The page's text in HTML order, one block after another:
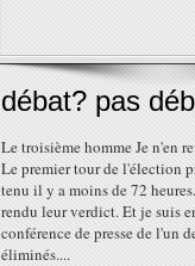
débat? pas
Le troisième homme Je n'en
Le premier tour de l'élection
tenu il y a moins de 72
rendu leur verdict. Et je suis
conférence de presse de l'un
éliminés....